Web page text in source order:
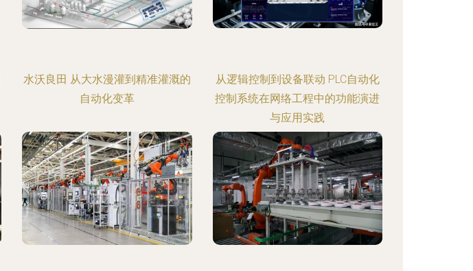
水沃良田 从大水漫灌到精准灌溉的
自动化变革
从逻辑控制到设备联动 PLC自动化
控制系统在网络工程中的功能演进
与应用实践